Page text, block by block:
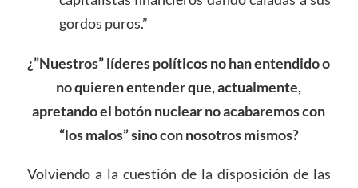
gordos puros.”
¿”Nuestros” líderes políticos no han entendido o
no quieren entender que, actualmente,
apretando el botón nuclear no acabaremos con
“los malos” sino con nosotros mismos?
Volviendo a la cuestión de la disposición de las